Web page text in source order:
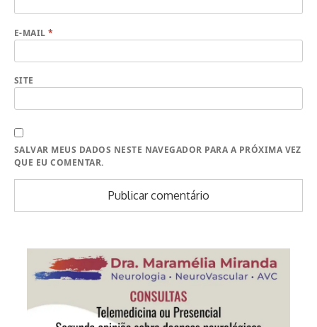
E-MAIL*
SITE
SALVAR MEUS DADOS NESTE NAVEGADOR PARA A PRÓXIMA VEZ
QUE EU COMENTAR.